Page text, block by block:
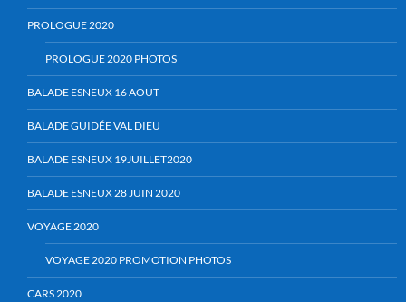
PROLOGUE 2020
PROLOGUE 2020 PHOTOS
BALADE ESNEUX 16 AOUT
BALADE GUIDÉE VAL DIEU
BALADE ESNEUX 19JUILLET2020
BALADE ESNEUX 28 JUIN 2020
VOYAGE 2020
VOYAGE 2020 PROMOTION PHOTOS
CARS 2020